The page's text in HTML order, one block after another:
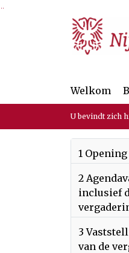
Ga naar de inhoud van
Ga naar het zoeken
Ga naar het menu
Welkom
U bevindt zich
1
2
inclusief
3
van de